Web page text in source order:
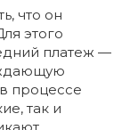
что он
этого
платеж —
процессе
так и